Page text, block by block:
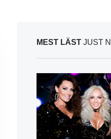
MEST LÄST JUST